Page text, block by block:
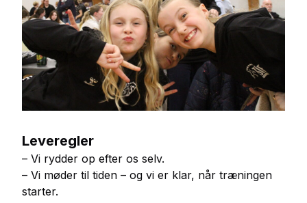
Leveregler
– Vi rydder op efter os selv.
– Vi møder til tiden – og vi er klar, når træningen
starter.